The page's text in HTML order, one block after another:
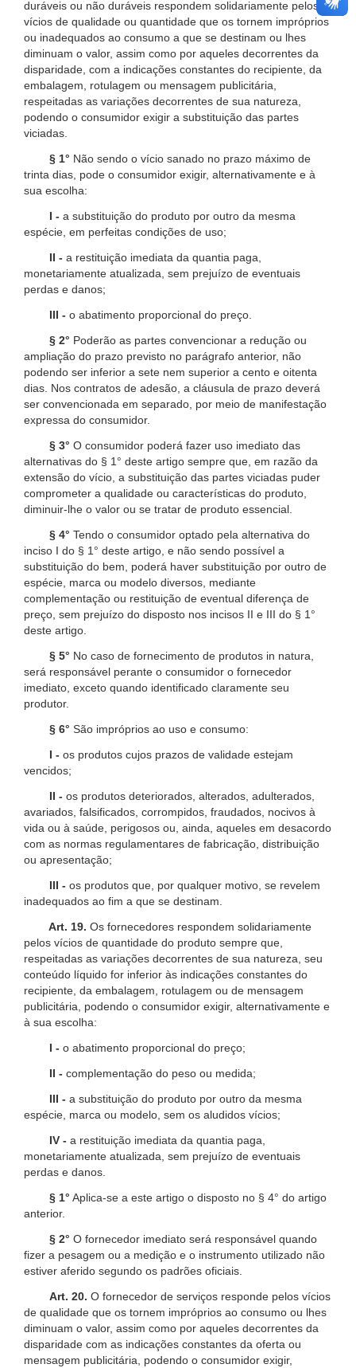
duráveis ou não duráveis respondem solidariamente pelos
vícios de qualidade ou quantidade que os tornem impróprios
ou inadequados ao consumo a que se destinam ou lhes
diminuam o valor, assim como por aqueles decorrentes da
disparidade, com a indicações constantes do recipiente, da
embalagem, rotulagem ou mensagem publicitária,
respeitadas as variações decorrentes de sua natureza,
podendo o consumidor exigir a substituição das partes
viciadas.
§ 1° Não sendo o vício sanado no prazo máximo de
trinta dias, pode o consumidor exigir, alternativamente e à
sua escolha:
I - a substituição do produto por outro da mesma
espécie, em perfeitas condições de uso;
II - a restituição imediata da quantia paga,
monetariamente atualizada, sem prejuízo de eventuais
perdas e danos;
III - o abatimento proporcional do preço.
§ 2° Poderão as partes convencionar a redução ou
ampliação do prazo previsto no parágrafo anterior, não
podendo ser inferior a sete nem superior a cento e oitenta
dias. Nos contratos de adesão, a cláusula de prazo deverá
ser convencionada em separado, por meio de manifestação
expressa do consumidor.
§ 3° O consumidor poderá fazer uso imediato das
alternativas do § 1° deste artigo sempre que, em razão da
extensão do vício, a substituição das partes viciadas puder
comprometer a qualidade ou características do produto,
diminuir-lhe o valor ou se tratar de produto essencial.
§ 4° Tendo o consumidor optado pela alternativa do
inciso I do § 1° deste artigo, e não sendo possível a
substituição do bem, poderá haver substituição por outro de
espécie, marca ou modelo diversos, mediante
complementação ou restituição de eventual diferença de
preço, sem prejuízo do disposto nos incisos II e III do § 1°
deste artigo.
§ 5° No caso de fornecimento de produtos in natura,
será responsável perante o consumidor o fornecedor
imediato, exceto quando identificado claramente seu
produtor.
§ 6° São impróprios ao uso e consumo:
I - os produtos cujos prazos de validade estejam
vencidos;
II - os produtos deteriorados, alterados, adulterados,
avariados, falsificados, corrompidos, fraudados, nocivos à
vida ou à saúde, perigosos ou, ainda, aqueles em desacordo
com as normas regulamentares de fabricação, distribuição
ou apresentação;
III - os produtos que, por qualquer motivo, se revelem
inadequados ao fim a que se destinam.
Art. 19. Os fornecedores respondem solidariamente
pelos vícios de quantidade do produto sempre que,
respeitadas as variações decorrentes de sua natureza, seu
conteúdo líquido for inferior às indicações constantes do
recipiente, da embalagem, rotulagem ou de mensagem
publicitária, podendo o consumidor exigir, alternativamente e
à sua escolha:
I - o abatimento proporcional do preço;
II - complementação do peso ou medida;
III - a substituição do produto por outro da mesma
espécie, marca ou modelo, sem os aludidos vícios;
IV - a restituição imediata da quantia paga,
monetariamente atualizada, sem prejuízo de eventuais
perdas e danos.
§ 1° Aplica-se a este artigo o disposto no § 4° do artigo
anterior.
§ 2° O fornecedor imediato será responsável quando
fizer a pesagem ou a medição e o instrumento utilizado não
estiver aferido segundo os padrões oficiais.
Art. 20. O fornecedor de serviços responde pelos vícios
de qualidade que os tornem impróprios ao consumo ou lhes
diminuam o valor, assim como por aqueles decorrentes da
disparidade com as indicações constantes da oferta ou
mensagem publicitária, podendo o consumidor exigir,